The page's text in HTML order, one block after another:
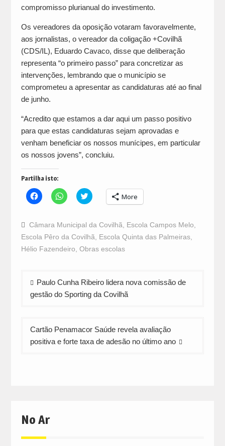
compromisso plurianual do investimento.
Os vereadores da oposição votaram favoravelmente,
aos jornalistas, o vereador da coligação +Covilhã
(CDS/IL), Eduardo Cavaco, disse que deliberação
representa “o primeiro passo” para concretizar as
intervenções, lembrando que o município se
comprometeu a apresentar as candidaturas até ao final
de junho.
“Acredito que estamos a dar aqui um passo positivo
para que estas candidaturas sejam aprovadas e
venham beneficiar os nossos munícipes, em particular
os nossos jovens”, concluiu.
Partilha isto:
Click
to
Facebook
(Opens
in
new
window)
Click
to
WhatsApp
(Opens
in
new
window)
Click
to
Twitter
(Opens
in
new
window)
More
Câmara Municipal da Covilhã Escola Campos Melo
Escola Pêro da Covilhã
Escola Quinta das Palmeiras,
Hélio Fazendeiro Obras escolas
Navegação
de
Paulo Cunha Ribeiro lidera nova comissão de
gestão do Sporting da Covilhã
Cartão Penamacor Saúde revela avaliação
positiva e forte taxa de adesão no último ano
No Ar